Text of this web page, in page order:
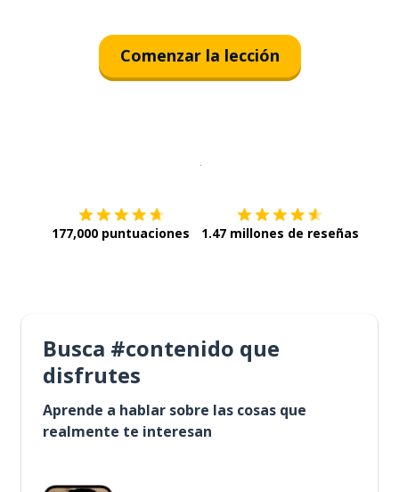
Comenzar la lección
177,000 puntuaciones 1.47 millones de reseñas
Busca #contenido que
disfrutes
Aprende a hablar sobre las cosas que
realmente te interesan